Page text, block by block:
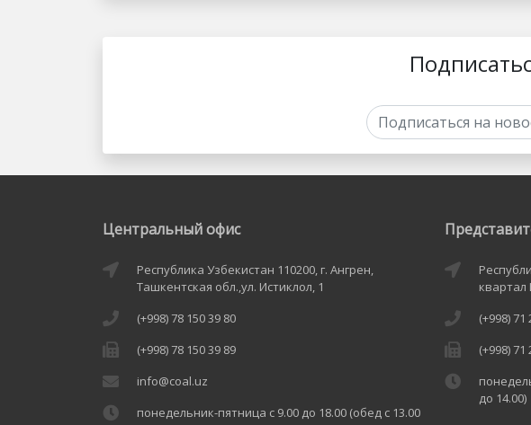
Центральный офис
Республика Узбекистан 110200, г. Ангрен,
Ташкентская обл.,ул. Истиклол, 1
(+998) 78 150 39 80
(+998) 78 150 39 89
info@coal.uz
понедельник-пятница с 9.00 до 18.00 (обед с 13.00
квартал
(+998) 71
(+998) 71
до 14.00)